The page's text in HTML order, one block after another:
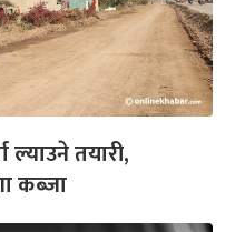
ल्याउने तयारी,
कब्जा